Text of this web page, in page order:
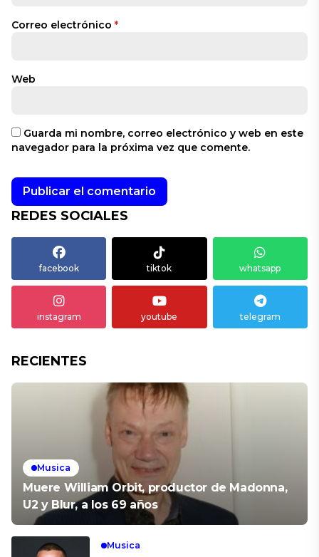
Correo electrónico *
Web
Guarda mi nombre, correo electrónico y web en este
navegador para la próxima vez que comente.
REDES SOCIALES
facebook tiktok whatsapp
instagram youtube telegram
RECIENTES
Musica
Muere William Orbit, productor de Madonna,
U2 y Blur, a los 69 años
Musica